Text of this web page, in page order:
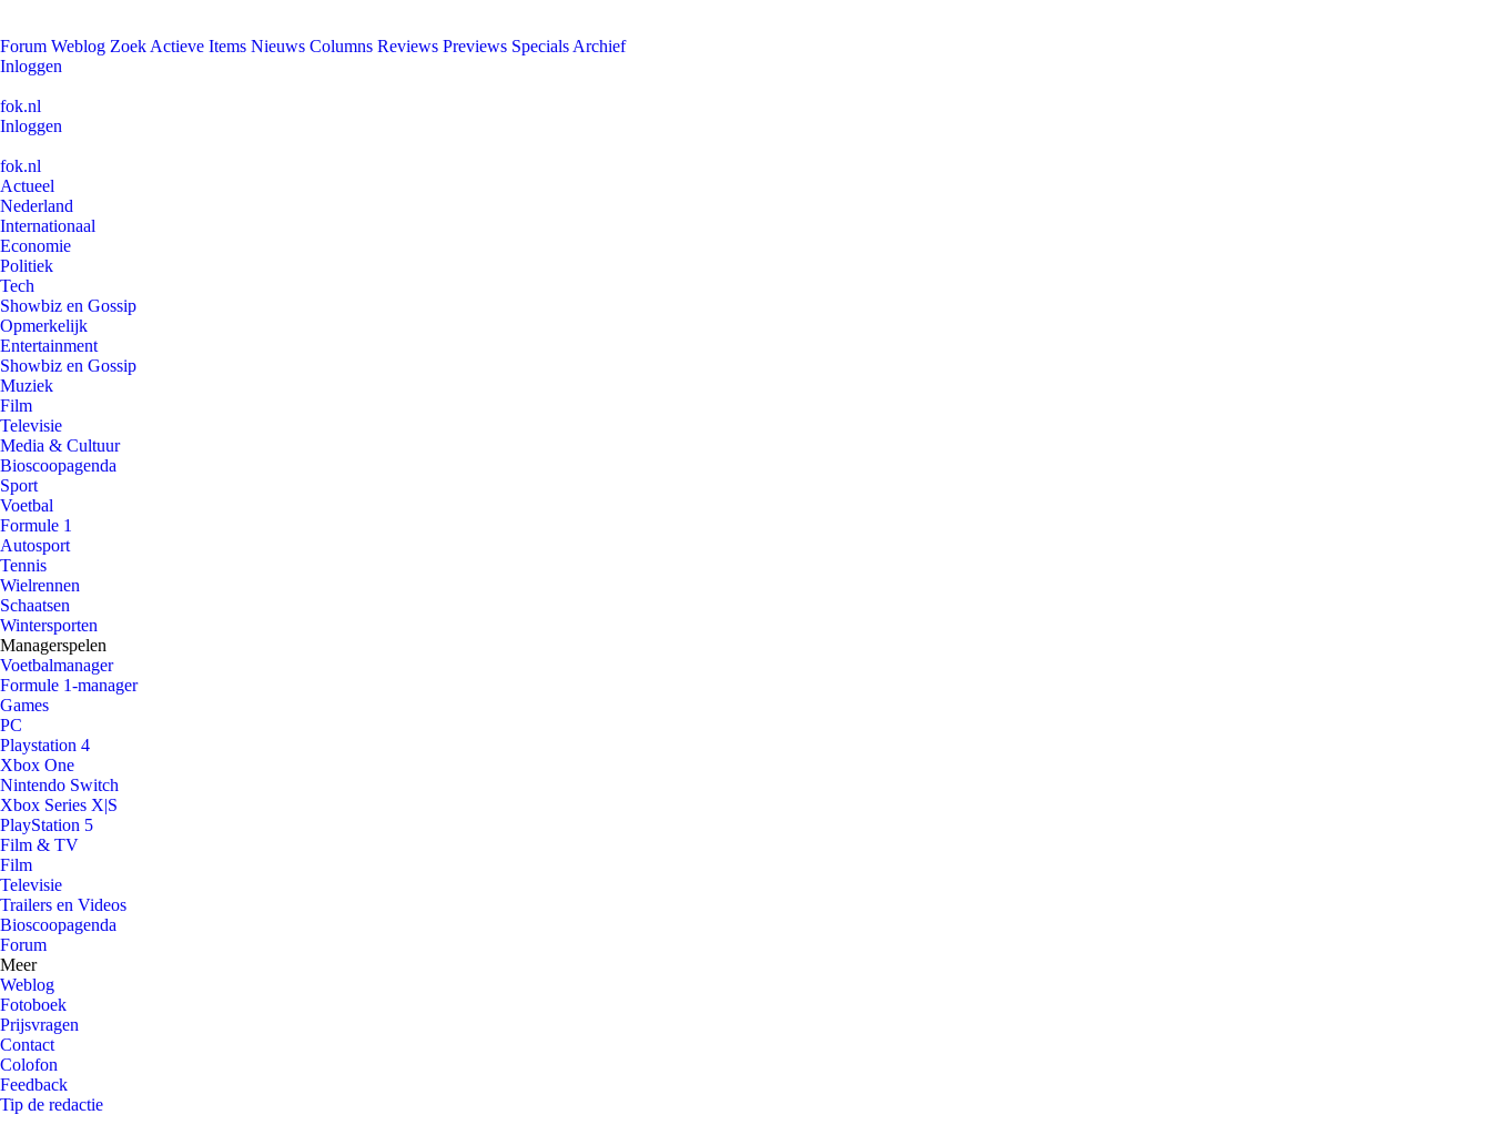
Forum Weblog Zoek Actieve Items Nieuws Columns Reviews Previews Specials Archief
Inloggen
fok.nl
Inloggen
fok.nl
Actueel
Nederland
Internationaal
Economie
Politiek
Tech
Showbiz en Gossip
Opmerkelijk
Entertainment
Showbiz en Gossip
Muziek
Film
Televisie
Media & Cultuur
Bioscoopagenda
Sport
Voetbal
Formule 1
Autosport
Tennis
Wielrennen
Schaatsen
Wintersporten
Managerspelen
Voetbalmanager
Formule 1-manager
Games
PC
Playstation 4
Xbox One
Nintendo Switch
Xbox Series X|S
PlayStation 5
Film & TV
Film
Televisie
Trailers en Videos
Bioscoopagenda
Forum
Meer
Weblog
Fotoboek
Prijsvragen
Contact
Colofon
Feedback
Tip de redactie